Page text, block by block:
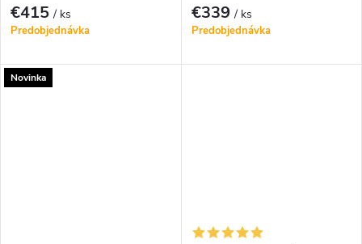
€415/ ks
Predobjednávka
€339/ ks
Predobjednávka
Novinka